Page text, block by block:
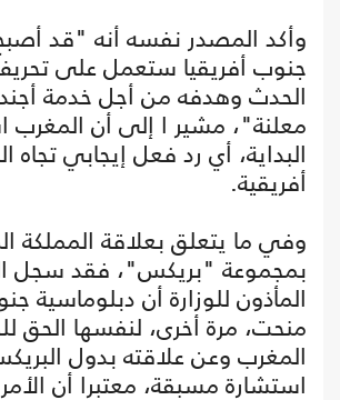
وأكد المصدر نفسه أنه "قد
جنوب أفريقيا ستعمل على
الحدث وهدفه من أجل خدمة
معلنة"، مشير ا إلى أن المغرب
البداية، أي رد فعل إيجابي تجاه
أفريقية.
وفي ما يتعلق بعلاقة المملكة
بمجموعة "بريكس"، فقد سجل
المأذون للوزارة أن دبلوماسية
منحت، مرة أخرى، لنفسها الحق
المغرب وعن علاقته بدول
استشارة مسبقة، معتبرا أن